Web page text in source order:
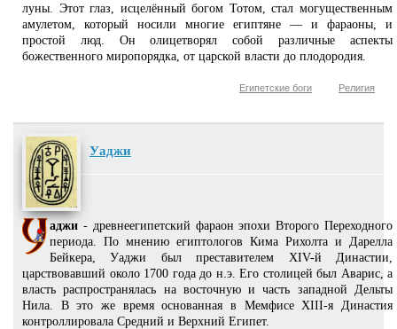
луны. Этот глаз, исцелённый богом Тотом, стал могущественным
амулетом, который носили многие египтяне — и фараоны, и
простой люд. Он олицетворял собой различные аспекты
божественного миропорядка, от царской власти до плодородия.
Религия
Египетские боги
Уаджи
аджи - древнеегипетский фараон эпохи Второго Переходного
периода. По мнению египтологов Кима Рихолта и Дарелла
Бейкера, Уаджи был преставителем XIV-й Династии,
царствовавший около 1700 года до н.э. Его столицей был Аварис, а
власть распространялась на восточную и часть западной Дельты
Нила. В это же время основанная в Мемфисе XIII-я Династия
контроллировала Средний и Верхний Египет.